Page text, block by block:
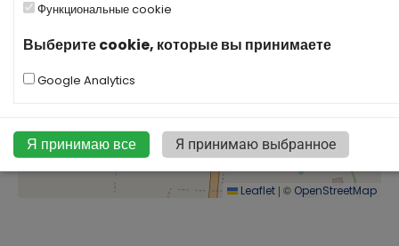
Leaflet | © OpenStreetMap
Функциональные cookie
Выберите cookie, которые вы принимаете
Google Analytics
Я принимаю все Я принимаю выбранное